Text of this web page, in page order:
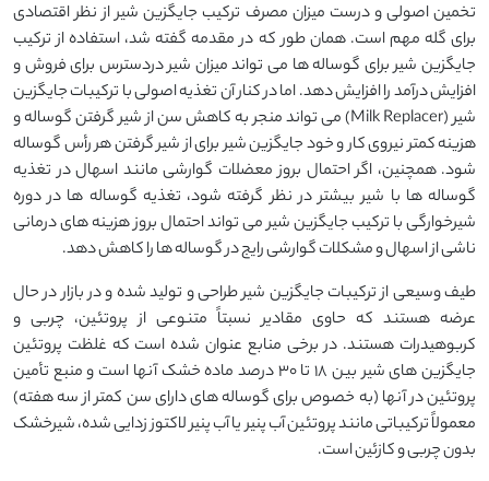
تخمین اصولی و درست میزان مصرف ترکیب جایگزین شیر از نظر اقتصادی
برای گله مهم است. همان طور که در مقدمه گفته شد، استفاده از ترکیب
جایگزین شیر برای گوساله ها می تواند میزان شیر دردسترس برای فروش و
افزایش درآمد را افزایش دهد. اما در کنار آن تغذیه اصولی با ترکیبات جایگزین
شیر (Milk Replacer) می تواند منجر به کاهش سن از شیر گرفتن گوساله و
هزینه کمتر نیروی کار و خود جایگزین شیر برای از شیر گرفتن هر رأس گوساله
شود. همچنین، اگر احتمال بروز معضلات گوارشی مانند اسهال در تغذیه
گوساله ها با شیر بیشتر در نظر گرفته شود، تغذیه گوساله ها در دوره
شیرخوارگی با ترکیب جایگزین شیر می تواند احتمال بروز هزینه های درمانی
ناشی از اسهال و مشکلات گوارشی رایج در گوساله ها را کاهش دهد.
طیف وسیعی از ترکیبات جایگزین شیر طراحی و تولید شده و در بازار در حال
عرضه هستند که حاوی مقادیر نسبتاً متنوعی از پروتئین، چربی و
کربوهیدرات هستند. در برخی منابع عنوان شده است که غلظت پروتئین
جایگزین های شیر بین ۱۸ تا ۳۰ درصد ماده خشک آنها است و منبع تأمین
پروتئین در آنها (به خصوص برای گوساله های دارای سن کمتر از سه هفته)
معمولاً ترکیباتی مانند پروتئین آب پنیر یا آب پنیر لاکتوز زدایی شده، شیرخشک
بدون چربی و کازئین است.